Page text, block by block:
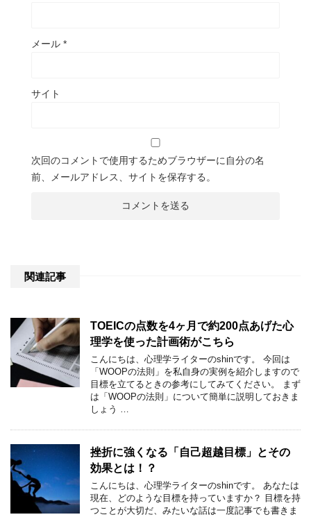
メール *
サイト
次回のコメントで使用するためブラウザーに自分の名
前、メールアドレス、サイトを保存する。
関連記事
TOEICの点数を4ヶ月で約200点あげた心
理学を使った計画術がこちら
こんにちは、心理学ライターのshinです。 今回は
「WOOPの法則」を私自身の実例を紹介しますので
目標を立てるときの参考にしてみてください。 まず
は「WOOPの法則」について簡単に説明しておきま
しょう …
挫折に強くなる「自己超越目標」とその
効果とは！？
こんにちは、心理学ライターのshinです。 あなたは
現在、どのような目標を持っていますか？ 目標を持
つことが大切だ、みたいな話は一度記事でも書きま